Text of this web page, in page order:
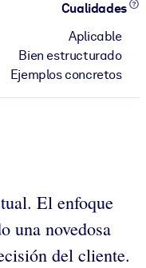
Cualidades
Aplicable
Bien estructurado
Ejemplos concretos
El enfoque
una novedosa
del cliente.